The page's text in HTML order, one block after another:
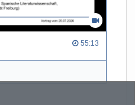
55:13